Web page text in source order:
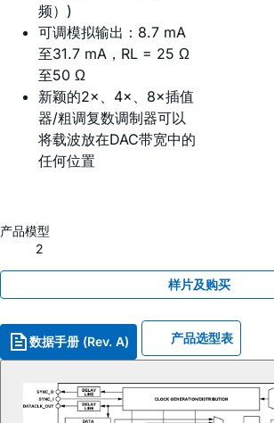
频）)
可调模拟输出：8.7 mA
至31.7 mA，RL = 25 Ω
至50 Ω
新颖的2×、4×、8×插值
器/粗调复数调制器可以
将载波放在DAC带宽中的
任何位置
产品模型
2
样片及购买
数据手册 (Rev. A) 产品选型表